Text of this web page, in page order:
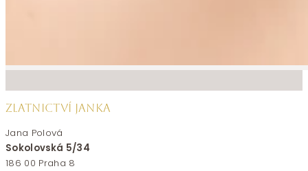
ZLATNICTVÍ JANKA
Jana Polová
Sokolovská 5/34
186 00 Praha 8